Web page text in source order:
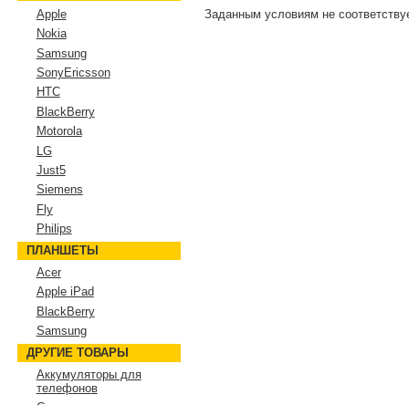
Заданным условиям не
Apple
Nokia
Samsung
SonyEricsson
HTC
BlackBerry
Motorola
LG
Just5
Siemens
Fly
Philips
ПЛАНШЕТЫ
Acer
Apple iPad
BlackBerry
Samsung
ДРУГИЕ ТОВАРЫ
Аккумуляторы для
телефонов